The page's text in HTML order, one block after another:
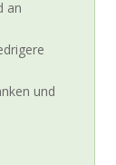
an
und